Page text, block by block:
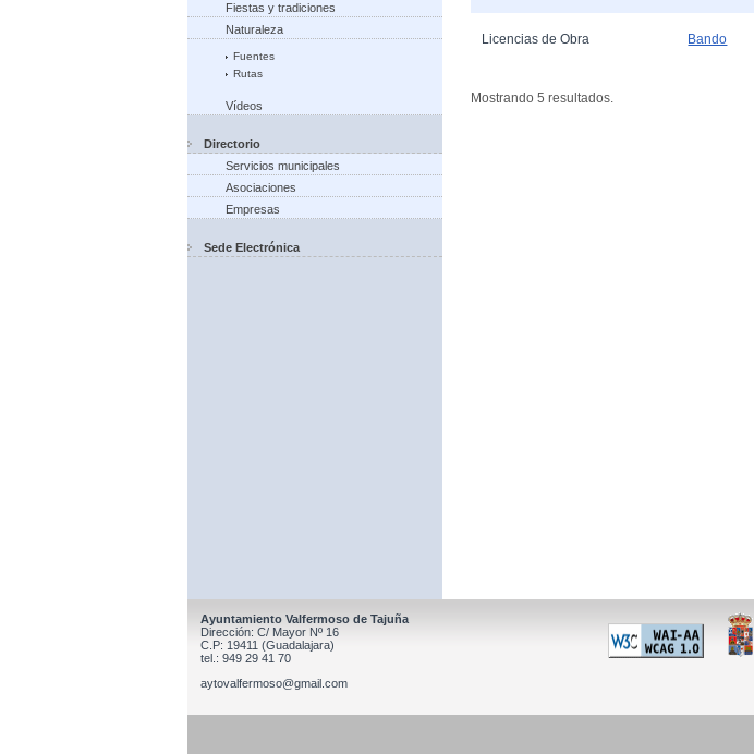
Fiestas y tradiciones
Naturaleza
Fuentes
Rutas
Vídeos
Directorio
Servicios municipales
Asociaciones
Empresas
Sede Electrónica
Licencias de Obra Bando
Mostrando 5 resultados.
Ayuntamiento Valfermoso de Tajuña
Dirección: C/ Mayor Nº 16
C.P: 19411 (Guadalajara)
tel.: 949 29 41 70
aytovalfermoso@gmail.com